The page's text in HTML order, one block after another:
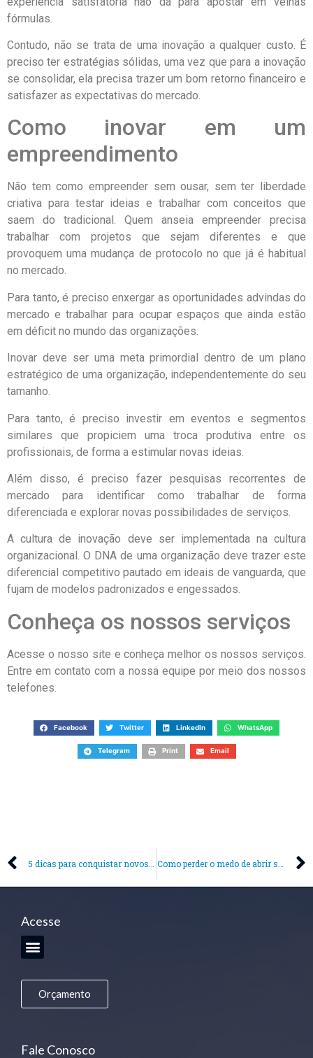
fórmulas.
Contudo, não se trata de uma inovação a qualquer custo. É
preciso ter estratégias sólidas, uma vez que para a inovação
se consolidar, ela precisa trazer um bom retorno financeiro e
satisfazer as expectativas do mercado.
Como inovar em um
empreendimento
Não tem como empreender sem ousar, sem ter liberdade
criativa para testar ideias e trabalhar com conceitos que
saem do tradicional. Quem anseia empreender precisa
trabalhar com projetos que sejam diferentes e que
provoquem uma mudança de protocolo no que já é habitual
no mercado.
Para tanto, é preciso enxergar as oportunidades advindas do
mercado e trabalhar para ocupar espaços que ainda estão
em déficit no mundo das organizações.
Inovar deve ser uma meta primordial dentro de um plano
estratégico de uma organização, independentemente do seu
tamanho.
Para tanto, é preciso investir em eventos e segmentos
similares que propiciem uma troca produtiva entre os
profissionais, de forma a estimular novas ideias.
Além disso, é preciso fazer pesquisas recorrentes de
mercado para identificar como trabalhar de forma
diferenciada e explorar novas possibilidades de serviços.
A cultura de inovação deve ser implementada na cultura
organizacional. O DNA de uma organização deve trazer este
diferencial competitivo pautado em ideais de vanguarda, que
fujam de modelos padronizados e engessados.
Conheça os nossos serviços
Acesse o nosso site e conheça melhor os nossos serviços.
Entre em contato com a nossa equipe por meio dos nossos
telefones.
Facebook Twitter LinkedIn WhatsApp
Telegram Print Email
5 dicas para conquistar novos clientes Como perder o medo de abrir seu próprio negócio?
Acesse
Orçamento
Fale Conosco